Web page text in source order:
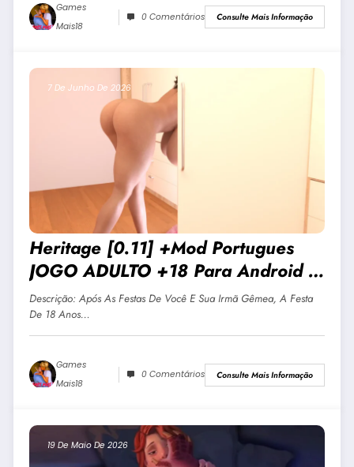
Games
Mais18
0 Comentários Consulte Mais Informação
7 De Junho De 2026
Heritage [0.11] +Mod Portugues
JOGO ADULTO +18 Para Android E
PC
Descrição: Após As Festas De Você E Sua Irmã Gêmea, A Festa
De 18 Anos…
Games
Mais18
0 Comentários Consulte Mais Informação
19 De Maio De 2026